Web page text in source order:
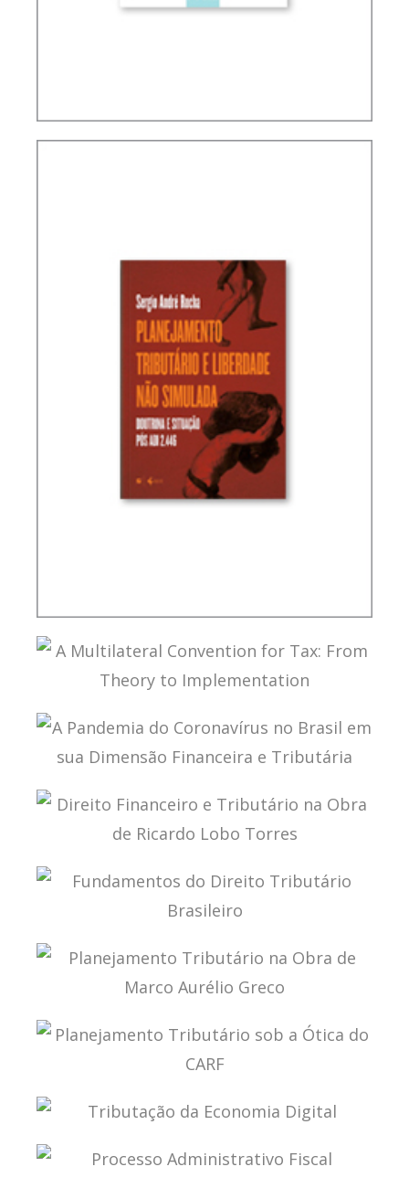
INTERSEÇÕES ENTRE O DIREITO FINANCEIRO E O
PLANEJAMENTO TRIBUTÁRIO E LIBERDADE NÃO
SIMULADA (DOUTRINA E SITUAÇÃO PÓS ADI
A MULTILATERAL CONVENTION FOR TAX: FROM
THEORY TO IMPLEMENTATION
A PANDEMIA DO CORONAVÍRUS NO BRASIL EM
SUA DIMENSÃO FINANCEIRA E TRIBUTÁRIA
DIREITO FINANCEIRO E TRIBUTÁRIO NA OBRA DE
RICARDO LOBO TORRES
FUNDAMENTOS DO DIREITO TRIBUTÁRIO
BRASILEIRO
PLANEJAMENTO TRIBUTÁRIO NA OBRA DE
MARCO AURÉLIO GRECO
PLANEJAMENTO TRIBUTÁRIO SOB A ÓTICA DO
TRIBUTAÇÃO DA ECONOMIA DIGITAL